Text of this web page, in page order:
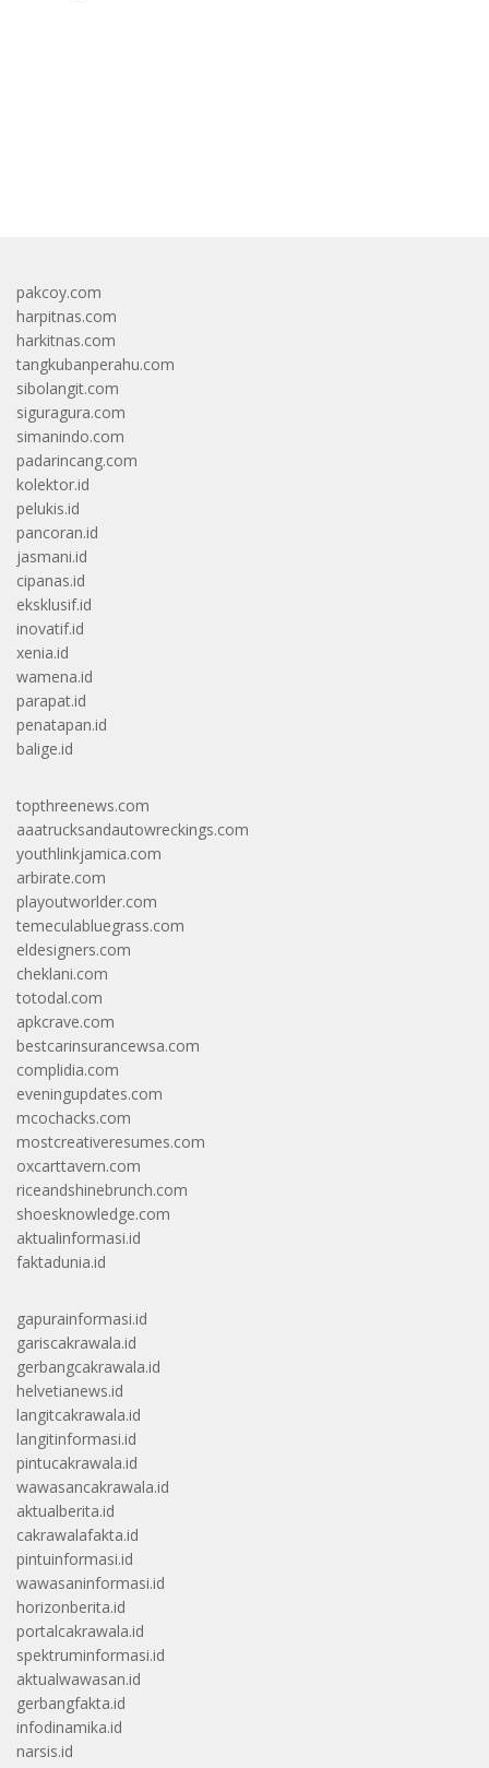
pakcoy.com
harpitnas.com
harkitnas.com
tangkubanperahu.com
sibolangit.com
siguragura.com
simanindo.com
padarincang.com
kolektor.id
pelukis.id
pancoran.id
jasmani.id
cipanas.id
eksklusif.id
inovatif.id
xenia.id
wamena.id
parapat.id
penatapan.id
balige.id
topthreenews.com
aaatrucksandautowreckings.com
youthlinkjamica.com
arbirate.com
playoutworlder.com
temeculabluegrass.com
eldesigners.com
cheklani.com
totodal.com
apkcrave.com
bestcarinsurancewsa.com
complidia.com
eveningupdates.com
mcochacks.com
mostcreativeresumes.com
oxcarttavern.com
riceandshinebrunch.com
shoesknowledge.com
aktualinformasi.id
faktadunia.id
gapurainformasi.id
gariscakrawala.id
gerbangcakrawala.id
helvetianews.id
langitcakrawala.id
langitinformasi.id
pintucakrawala.id
wawasancakrawala.id
aktualberita.id
cakrawalafakta.id
pintuinformasi.id
wawasaninformasi.id
horizonberita.id
portalcakrawala.id
spektruminformasi.id
aktualwawasan.id
gerbangfakta.id
infodinamika.id
narsis.id